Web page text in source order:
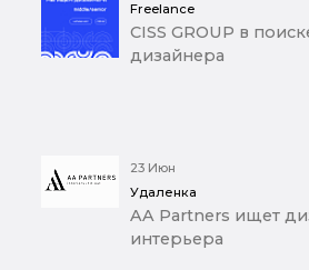
Freelance
CISS GROUP в
дизайнера
23 Июн
Удаленка
AA Partners ищет
интерьера